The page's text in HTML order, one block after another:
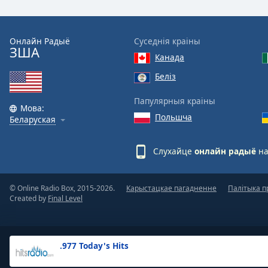
Text
Opacity
Background
.977 Today's Hits
Онлайн Радыё
ЗША
Мова:
Беларуская
Суседнія краіны
Канада
Беліз
Папулярныя краіны
Польшча
Слухайце онлайн радыё
© Online Radio Box, 2015-2026.
Created by Final Level
Карыстацкае пагадненне Палітыка